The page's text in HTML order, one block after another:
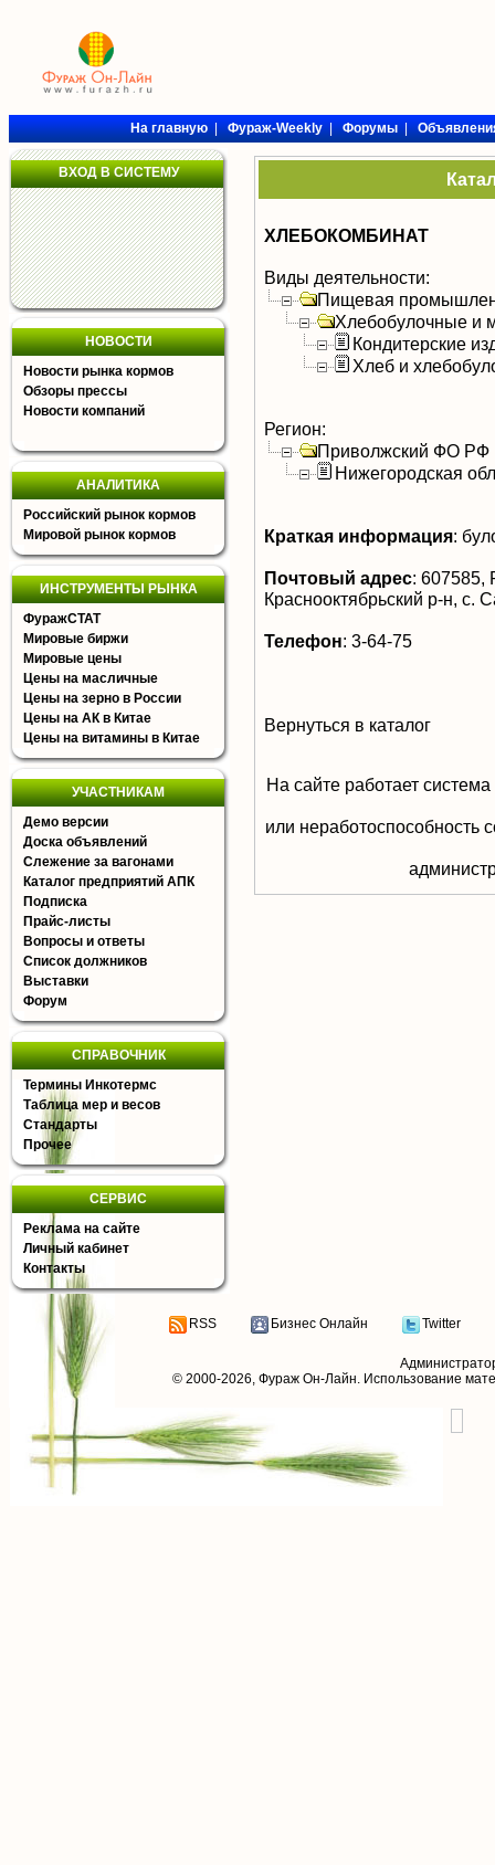
На главную|Фураж-Weekly|Форумы|
ВХОД В СИСТЕМУ
НОВОСТИ
Новости рынка кормов
Обзоры прессы
Новости компаний
АНАЛИТИКА
Российский рынок кормов
Мировой рынок кормов
ИНСТРУМЕНТЫ РЫНКА
ФуражСТАТ
Мировые биржи
Мировые цены
Цены на масличные
Цены на зерно в России
Цены на АК в Китае
Цены на витамины в Китае
УЧАСТНИКАМ
Демо версии
Доска объявлений
Слежение за вагонами
Каталог предприятий АПК
Подписка
Прайс-листы
Вопросы и ответы
Список должников
Выставки
Форум
СПРАВОЧНИК
Термины Инкотермс
Таблица мер и весов
Стандарты
Прочее
СЕРВИС
Реклама на сайте
Личный кабинет
Контакты
ХЛЕБОКОМБИНАТ
Виды деятельности:
Пищевая
Хлебобулочные и
Кондитерские
Хлеб и
Регион:
Приволжский ФО РФ
Нижегородская
Краткая информация:
Почтовый адрес: 607585,
Краснооктябрьский р-н, с.
Телефон: 3-64-75
Вернуться в каталог
На сайте работает
или неработоспособность
RSS Бизнес Онлайн Twitter
© 2000-2026, Фураж Он-Лайн. Использование